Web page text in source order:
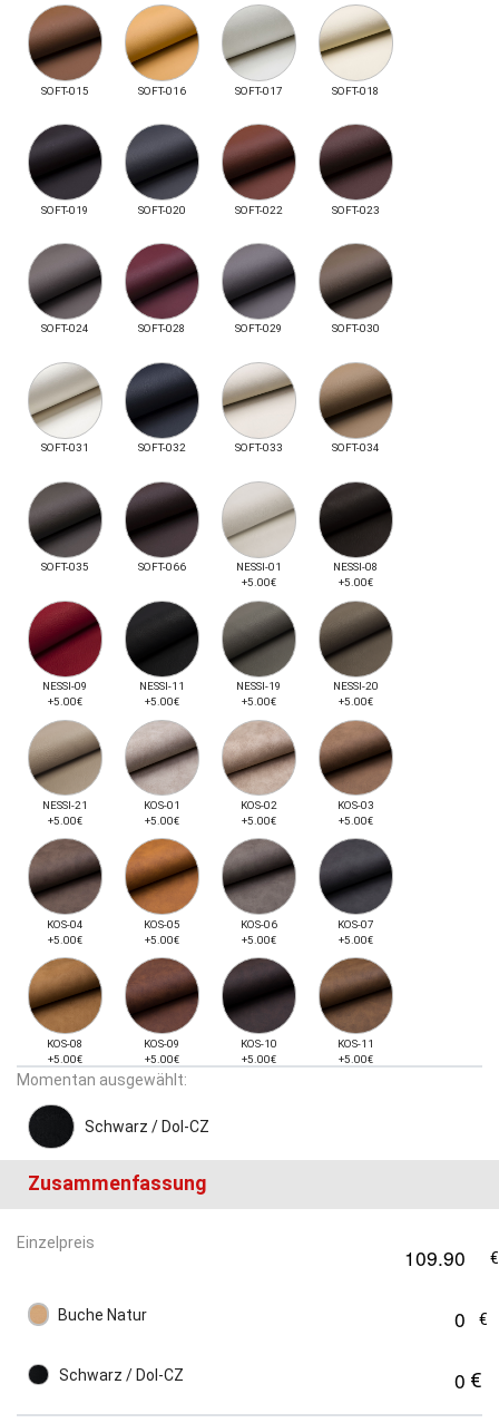
SOFT-015 SOFT-016 SOFT-017 SOFT-018
SOFT-019 SOFT-020 SOFT-022 SOFT-023
SOFT-024 SOFT-028 SOFT-029 SOFT-030
SOFT-031 SOFT-032 SOFT-033 SOFT-034
SOFT-035 SOFT-066
NESSI-01
+5.00€
NESSI-08
+5.00€
NESSI-09
+5.00€
NESSI-11
+5.00€
NESSI-19
+5.00€
NESSI-20
+5.00€
NESSI-21
+5.00€
KOS-01
+5.00€
KOS-02
+5.00€
KOS-03
+5.00€
KOS-04
+5.00€
KOS-05
+5.00€
KOS-06
+5.00€
KOS-07
+5.00€
KOS-08
+5.00€
KOS-09
+5.00€
KOS-10
+5.00€
KOS-11
+5.00€
Momentan ausgewählt:
Schwarz / Dol-CZ
Zusammenfassung
Einzelpreis
Buche Natur
Schwarz / Dol-CZ